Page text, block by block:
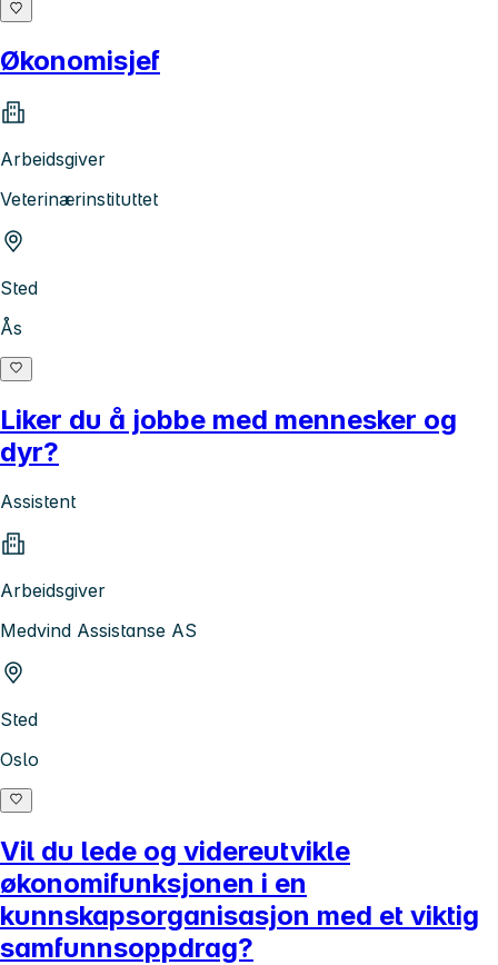
Økonomisjef
Arbeidsgiver
Veterinærinstituttet
Sted
Ås
Liker du å jobbe med mennesker og
dyr?
Assistent
Arbeidsgiver
Medvind Assistanse AS
Sted
Oslo
Vil du lede og videreutvikle
økonomifunksjonen i en
kunnskapsorganisasjon med et viktig
samfunnsoppdrag?